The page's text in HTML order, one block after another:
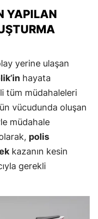
YAPILAN
yerine ulaşan
hayata
tüm müdahaleleri
vücudunda oluşan
müdahale
polis
kazanın kesin
gerekli